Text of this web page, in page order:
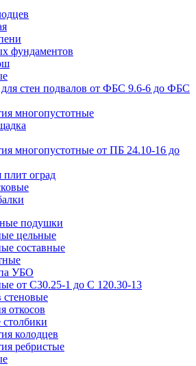
фундаментов
стен подвалов от ФБС 9.6-6 до ФБС
многопустотные
многопустотные от ПБ 24.10-16 до
оград
подушки
цельные
составные
УБО
от С30.25-1 до С 120.30-13
стеновые
откосов
колодцев
ребристые